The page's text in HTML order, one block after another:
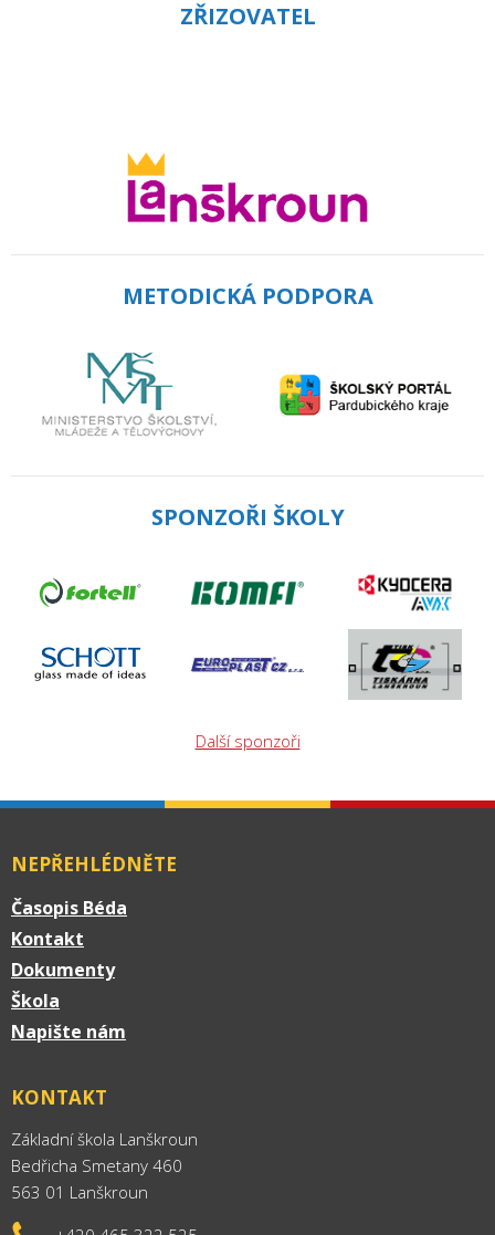
ZŘIZOVATEL
METODICKÁ PODPORA
SPONZOŘI ŠKOLY
Další sponzoři
NEPŘEHLÉDNĚTE
Časopis Béda
Kontakt
Dokumenty
Škola
Napište nám
KONTAKT
Základní škola Lanškroun
Bedřicha Smetany 460
563 01 Lanškroun